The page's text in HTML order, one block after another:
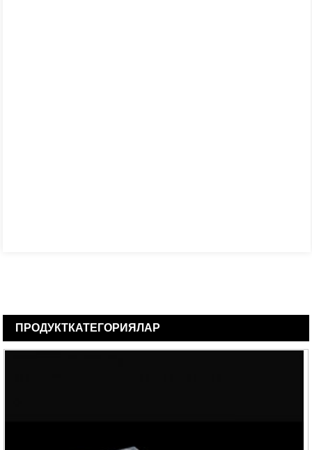
ПРОДУКТКАТЕГОРИЯЛАР